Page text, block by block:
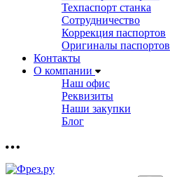
Техпаспорт станка
Сотрудничество
Коррекция паспортов
Оригиналы паспортов
Контакты
О компании
Наш офис
Реквизиты
Наши закупки
Блог